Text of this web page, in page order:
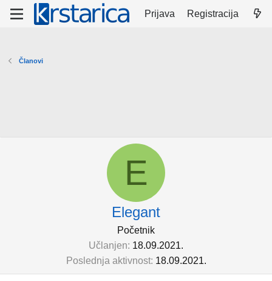
Prijava Registracija
Članovi
E
Elegant
Početnik
Učlanjen 18.09.2021.
Poslednja aktivnost 18.09.2021.